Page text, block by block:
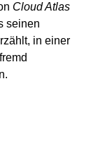
Cloud Atlas
seinen
in einer